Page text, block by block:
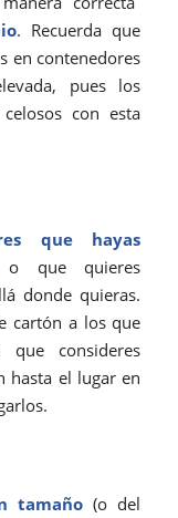
. Recuerda que
en contenedores
pues los
con esta
que hayas
que quieres
donde quieras.
cartón a los que
consideres
hasta el lugar en
tamaño (o del